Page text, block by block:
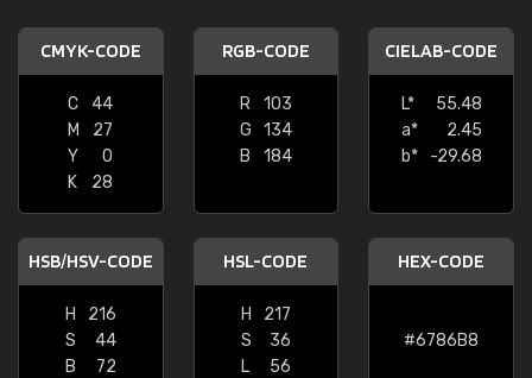
CMYK-CODE
C
44
M
27
Y
0
K
28
RGB-CODE
R
103
G
134
B
184
CIELAB-CODE
L*
55.48
a*
2.45
b*
-29.68
HSB/HSV-CODE
H
216
S
44
B
72
HSL-CODE
H
217
S
36
L
56
HEX-CODE
#6786B8